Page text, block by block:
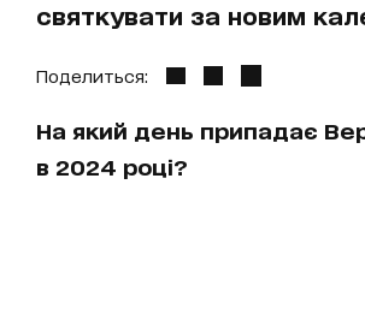
святкувати за новим
Поделиться:
На який день припадає
в 2024 році?